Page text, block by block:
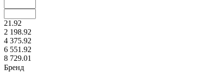
21.92
2 198.92
4 375.92
6 551.92
8 729.01
Бренд